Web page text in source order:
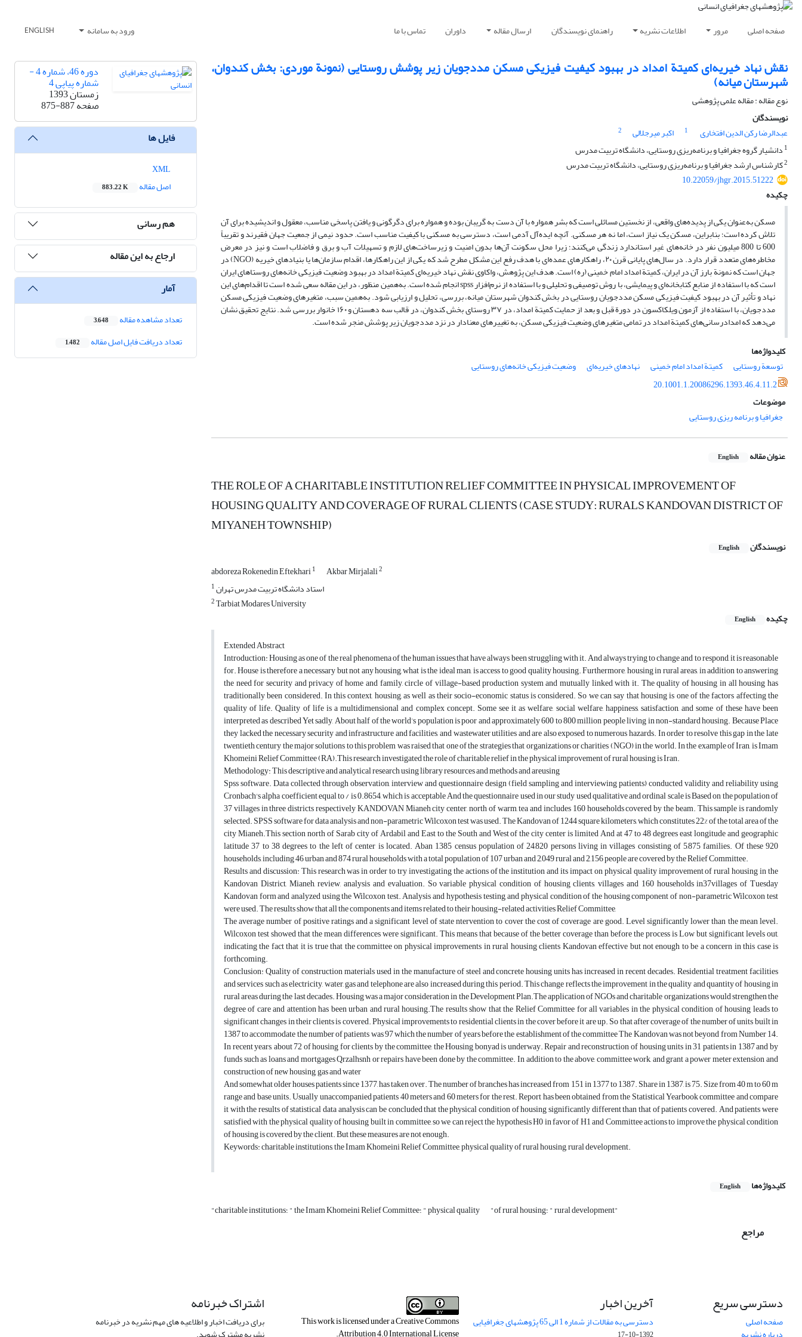
صفحه اصلی مرور اطلاعات نشریه راهنمای نویسندگان ارسال مقاله داوران تماس با ما ورود به سامانه ENGLISH
نقش نهاد خیریه‌ای کمیتة امداد در بهبود کیفیت فیزیکی مسکن مددجویان زیر پوشش روستایی (نمونة موردی: بخش کندوان،
شهرستان میانه)
نوع مقاله : مقاله علمی پژوهشی
نویسندگان
عبدالرضا رکن الدین افتخاری
1 اکبر میرجلالی
2
1 دانشیار گروه جغرافیا و برنامه‌ریزی روستایی، دانشگاه تربیت مدرس
2کارشناس ارشد جغرافیا و برنامه‌ریزی روستایی، دانشگاه تربیت مدرس
10.22059/jhgr.2015.51222
چکیده
مسکن به‌عنوان یکی از پدیده‌های واقعی، از نخستین مسائلی است که بشر همواره با آن دست به گریبان بوده و همواره برای دگرگونی و یافتن پاسخی مناسب، معقول و اندیشیده برای آن
تلاش کرده است؛ بنابراین، مسکن یک نیاز است، اما نه هر مسکنی. آنچه ایده‌آل آدمی است، دسترسی به مسکنی با کیفیت مناسب است. حدود نیمی از جمعیت جهان فقیرند و تقریباً
600 تا 800 میلیون نفر در خانه‌های غیر استاندارد زندگی می‌کنند؛ زیرا محل سکونت آن‌ها بدون امنیت و زیرساخت‌های لازم و تسهیلات آب و برق و فاضلاب است و نیز در معرض
مخاطره‌های متعدد قرار دارد. در سال‌های پایانی قرن ۲۰، راهکارهای عمده‌ای با هدف رفع این مشکل مطرح شد که یکی از این راهکارها، اقدام سازمان‌ها یا بنیادهای خیریه (NGO) در
جهان است که نمونة بارز آن در ایران، کمیتة امداد امام خمینی (ره) است. هدف این پژوهش، واکاوی نقش نهاد خیریه‌ای کمیتة امداد در بهبود وضعیت فیزیکی خانه‌های روستاهای ایران
است که با استفاده از منابع کتابخانه‌ای و پیمایشی، با روش توصیفی و تحلیلی و با استفاده از نرم‌افزار spss انجام شده است. به‌همین منظور، در این مقاله سعی شده است تا اقدام‌های این
نهاد و تأثیر آن در بهبود کیفیت فیزیکی مسکن مددجویان روستایی در بخش کندوان شهرستان میانه، بررسی، تحلیل و ارزیابی شود. به‌همین سبب، متغیرهای وضعیت فیزیکی مسکن
مددجویان، با استفاده از آزمون ویلکاکسون در دورة قبل و بعد از حمایت کمیتة امداد، در ۳۷ روستای بخش کندوان، در قالب سه دهستان و ۱۶۰ خانوار بررسی شد. نتایج تحقیق نشان
می‌دهد که امدادرسانی‌های کمیتة امداد در تمامی متغیرهای وضعیت فیزیکی مسکن، به تغییرهای معنادار در نزد مددجویان زیر پوشش منجر شده است.
کلیدواژه‌ها
توسعة روستایی
کمیتة امداد امام خمینی نهادهای خیریه‌ای
وضعیت فیزیکی خانه‌های روستایی
20.1001.1.20086296.1393.46.4.11.2
موضوعات
جغرافیا و برنامه ریزی روستایی
عنوان مقاله English
THE ROLE OF A CHARITABLE INSTITUTION RELIEF COMMITTEE IN PHYSICAL IMPROVEMENT OF
HOUSING QUALITY AND COVERAGE OF RURAL CLIENTS (CASE STUDY: RURALS KANDOVAN DISTRICT OF
MIYANEH TOWNSHIP)
نویسندگان English
abdoreza Rokenedin Eftekhari1 Akbar Mirjalali2
1استاد دانشگاه تربیت مدرس تهران
2Tarbiat Modares University
چکیده
English
Extended Abstract
Introduction: Housing as one of the real phenomena of the human issues that have always been struggling with it. And always trying to change and to respond, it is reasonable
for. House is therefore a necessary but not any housing, what is the ideal man, is access to good quality housing. Furthermore, housing in rural areas, in addition to answering
the need for security and privacy of home and family, circle of village-based production system and mutually linked with it. The quality of housing in all housing has
traditionally been considered. In this context, housing, as well as their socio-economic status is considered. So we can say that housing is one of the factors affecting the
quality of life. Quality of life is a multidimensional and complex concept. Some see it as welfare, social welfare, happiness, satisfaction, and some of these have been
interpreted as described Yet sadly, About half of the world’s population is poor and approximately 600 to 800 million people living in non-standard housing. Because Place
they lacked the necessary security and infrastructure and facilities, and wastewater utilities and are also exposed to numerous hazards. In order to resolve this gap in the late
twentieth century the major solutions to this problem was raised that one of the strategies that organizations or charities (NGO) in the world. In the example of Iran, is Imam
Khomeini Relief Committee (RA).This research investigated the role of charitable relief in the physical improvement of rural housing is Iran.
Methodology: This descriptive and analytical research using library resources and methods and areusing
Spss software. Data collected through observation, interview and questionnaire design (field sampling and interviewing patients) conducted validity and reliability using
Cronbach's alpha coefficient equal to / is 0.8654, which is acceptable And the questionnaire used in our study used qualitative and ordinal scale is Based on the population of
37 villages in three districts respectively KANDOVAN Mianeh city center, north of warm, tea and includes 160 households covered by the beam. This sample is randomly
selected. SPSS software for data analysis and non-parametric Wilcoxon test was used. The Kandovan of 1244 square kilometers, which constitutes 22% of the total area of the
city Mianeh.This section north of Sarab city of Ardabil and East to the South and West of the city center is limited And at 47 to 48 degrees east longitude and geographic
latitude 37 to 38 degrees to the left of center is located. Aban 1385 census population of 24,820 persons living in villages consisting of 5,875 families. Of these 920
households, including 46 urban and 874 rural households with a total population of 107 urban and 2,049 rural and 2,156 people are covered by the Relief Committee.
Results and discussion: This research was in order to try investigating the actions of the institution and its impact on physical quality improvement of rural housing in the
Kandovan District, Mianeh, review, analysis and evaluation. So variable physical condition of housing clients, villages and 160 households in37villages of Tuesday
Kandovan form and analyzed using the Wilcoxon test. Analysis and hypothesis testing, and physical condition of the housing component of non-parametric Wilcoxon test
were used. The results show that all the components and items related to their housing-related activities Relief Committee,
The average number of positive ratings and a significant level of state ntervention to cover the cost of coverage are good. Level significantly lower than the mean level.
Wilcoxon test showed that the mean differences were significant. This means that because of the better coverage than before the process is Low but significant levels out,
indicating the fact that it is true that the committee on physical improvements in rural housing clients Kandovan effective but not enough to be a concern in this case is
forthcoming.
Conclusion: Quality of construction materials used in the manufacture of steel and concrete housing units has increased in recent decades. Residential treatment facilities
and services such as electricity, water, gas and telephone are also increased during this period. This change reflects the improvement in the quality and quantity of housing in
rural areas during the last decades. Housing was a major consideration in the Development Plan.The application of NGOs and charitable organizations would strengthen the
degree of care and attention has been urban and rural housing.The results show that the Relief Committee for all variables in the physical condition of housing leads to
significant changes in their clients is covered. Physical improvements to residential clients in the cover before it are up. So that after coverage of the number of units built in
1387 to accommodate the number of patients was 97 which the number of years before the establishment of the committee The Kandovan was not beyond from Number 14.
In recent years, about 72 of housing for clients by the committee, the Housing bonyad is underway. Repair and reconstruction of housing units in 31 patients in 1387 and by
funds such as loans and mortgages Qrzalhsnh or repairs have been done by the committee. In addition to the above, committee work, and grant a power meter extension and
construction of new housing, gas and water
And somewhat older houses patients since 1377, has taken over. The number of branches has increased from 151 in 1377 to 1387. Share in 1387, is 75. Size from 40 m to 60 m
range and base units. Usually unaccompanied patients 40 meters and 60 meters for the rest. Report has been obtained from the Statistical Yearbook committee and compare
it with the results of statistical data analysis can be concluded that the physical condition of housing significantly different than that of patients covered. And patients were
satisfied with the physical quality of housing built in committee, so we can reject the hypothesis H0 in favor of H1 and Committee actions to improve the physical condition
of housing is covered by the client. But these measures are not enough.
Keywords: charitable institutions, the Imam Khomeini Relief Committee, physical quality of rural housing, rural development.
کلیدواژه‌ها English
"charitable institutions؛ " the Imam Khomeini Relief Committee؛ " physical quality "of rural housing؛ " rural development"
مراجع
دوره 46، شماره 4 -
شماره پیاپی 4
زمستان 1393
صفحه875-887
فایل ها
اصل مقاله
883.22 K
هم رسانی
ارجاع به این مقاله
آمار
تعداد مشاهده مقاله 3,648
تعداد دریافت فایل اصل مقاله 1,482
دسترسی سریع
صفحه اصلی
آخرین اخبار
دسترسی به مقالات از شماره 1 الی 65 پژوهشهای جغرافیایی This work is licensed under aCreative Commons
اشتراک خبرنامه
برای دریافت اخبار و اطلاعیه های مهم نشریه در خبرنامه